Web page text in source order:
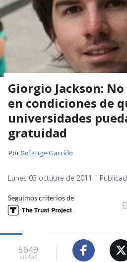
Giorgio Jackson:
en condiciones de
universidades
gratuidad
PorSolange Garrido
Lunes 03 octubre de 2011 |
Seguimos criterios de
5649
visitas